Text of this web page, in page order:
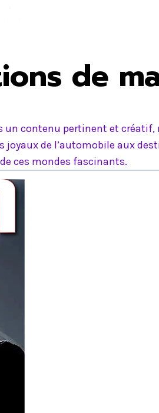
de
contenu pertinent et
de l’automobile aux
ces mondes fascinants.